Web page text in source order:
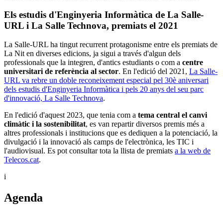
Els estudis d'Enginyeria Informàtica de La Salle-
URL i La Salle Technova, premiats el 2021
La Salle-URL ha tingut recurrent protagonisme entre els premiats de
La Nit en diverses edicions, ja sigui a través d'algun dels
professionals que la integren, d'antics estudiants o com a centre
universitari de referència al sector. En l'edició del 2021, La Salle-
URL va rebre un doble reconeixement especial pel 30è aniversari
dels estudis d'Enginyeria Informàtica i pels 20 anys del seu parc
d'innovació, La Salle Technova.
En l'edició d'aquest 2023, que tenia com a tema central el canvi
climàtic i la sostenibilitat, es van repartir diversos premis més a
altres professionals i institucions que es dediquen a la potenciació, la
divulgació i la innovació als camps de l'electrònica, les TIC i
l'audiovisual. Es pot consultar tota la llista de premiats a la web de
Telecos.cat.
i
Agenda